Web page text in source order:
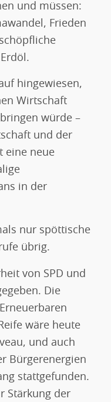
und müssen:
Frieden
hingewiesen,
Wirtschaft
würde –
und der
eine neue
in der
nur spöttische
übrig.
von SPD und
Die
wäre heute
und auch
Bürgerenergien
stattgefunden.
Stärkung der